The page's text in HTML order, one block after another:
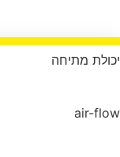
יכולת מתיחה
air-flow